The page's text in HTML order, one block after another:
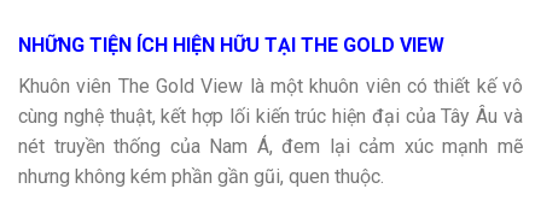
NHỮNG TIỆN ÍCH HIỆN HỮU TẠI THE GOLD VIEW
Khuôn viên The Gold View là một khuôn viên có thiết kế vô
cùng nghệ thuật, kết hợp lối kiến trúc hiện đại của Tây Âu và
nét truyền thống của Nam Á, đem lại cảm xúc mạnh mẽ
nhưng không kém phần gần gũi, quen thuộc.